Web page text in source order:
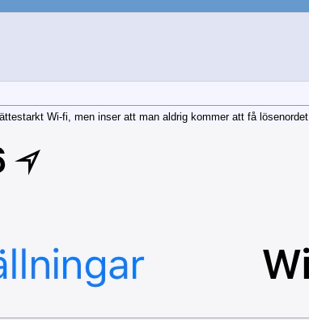
Wi-fi, men inser att man aldrig kommer att få lösenordet